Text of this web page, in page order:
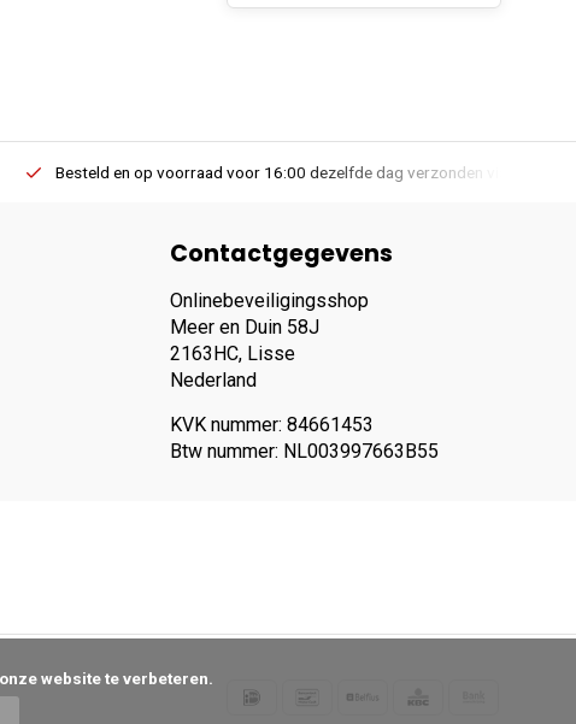
Besteld en op voorraad voor 16:00 dezelfde dag verzonden via PostNL
Contactgegevens
Onlinebeveiligingsshop
Meer en Duin 58J
2163HC, Lisse
Nederland
KVK nummer: 84661453
Btw nummer: NL003997663B55